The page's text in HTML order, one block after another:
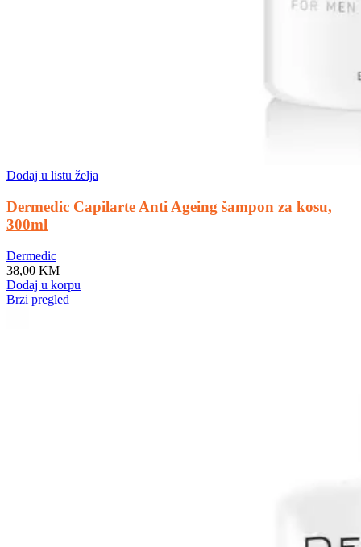
Dodaj u listu želja
Dermedic Capilarte Anti Ageing šampon za kosu,
300ml
Dermedic
38,00 KM
Dodaj u korpu
Brzi pregled